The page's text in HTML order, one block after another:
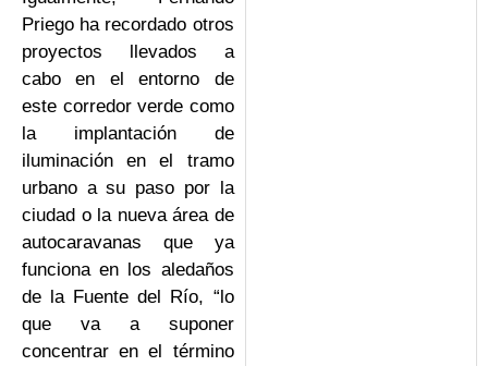
Priego ha recordado otros
proyectos llevados a
cabo en el entorno de
este corredor verde como
la implantación de
iluminación en el tramo
urbano a su paso por la
ciudad o la nueva área de
autocaravanas que ya
funciona en los aledaños
de la Fuente del Río, “lo
que va a suponer
concentrar en el término